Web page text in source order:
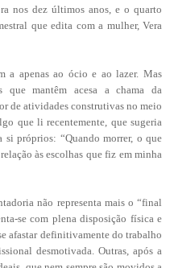
nos dez últimos anos, e o quarto
que edita com a mulher, Vera
a apenas ao ócio e ao lazer. Mas
que mantêm acesa a chama da
de atividades construtivas no meio
que li recentemente, que sugeria
si próprios: “Quando morrer, o que
às escolhas que fiz em minha
não representa mais o “final
se com plena disposição física e
afastar definitivamente do trabalho
desmotivada. Outras, após a